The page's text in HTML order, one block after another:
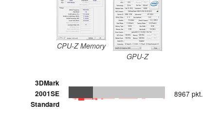
CPU-Z Memory
GPU-Z
3DMark
2001SE
Standard
8967 pkt.